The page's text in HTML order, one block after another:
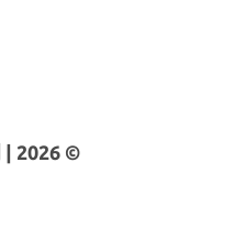
| 2026 ©